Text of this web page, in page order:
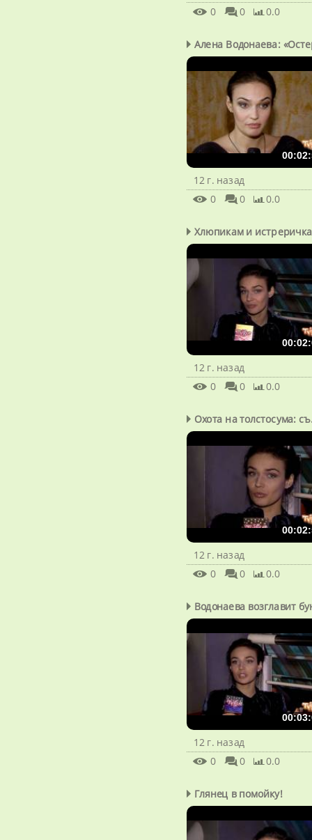
0
0 0.0
Алена Водонаева:
12 г. назад
0
0 0.0
Хлюпикам и
12 г. назад
0
0 0.0
Охота на толстосума:
12 г. назад
0
0 0.0
Водонаева возглавит
12 г. назад
0
0 0.0
Глянец в помойку!